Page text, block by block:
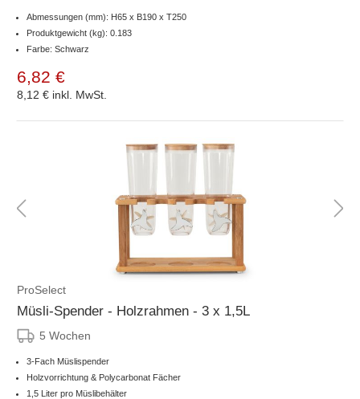
Abmessungen (mm): H65 x B190 x T250
Produktgewicht (kg): 0.183
Farbe: Schwarz
6,82 €
8,12 € inkl. MwSt.
ProSelect
Müsli-Spender - Holzrahmen - 3 x 1,5L
5 Wochen
3-Fach Müslispender
Holzvorrichtung & Polycarbonat Fächer
1,5 Liter pro Müslibehälter